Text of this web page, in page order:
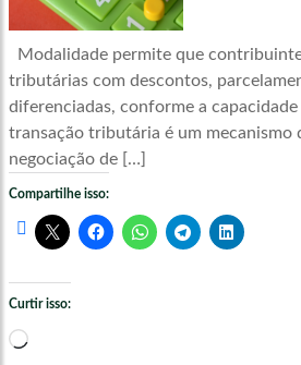
Modalidade permite que
tributárias com descontos,
diferenciadas, conforme a capacidade
transação tributária é um mecanismo
negociação de […]
Compartilhe isso:
Curtir isso:
Carregando...